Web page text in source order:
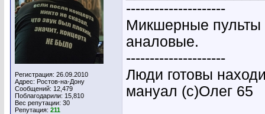
Регистрация: 26.09.2010
Адрес: Ростов-на-Дону
Сообщений: 12,479
Поблагодарили: 15,810
Вес репутации: 30
Репутация: 211
---------------------
Микшерные пульты
аналовые.
---------------------
Люди готовы
мануал (с)Олег 65